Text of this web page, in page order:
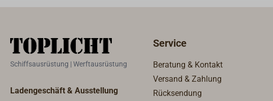
Schiffsausrüstung | Werftausrüstung
Ladengeschäft & Ausstellung
Service
Beratung & Kontakt
Versand & Zahlung
Rücksendung